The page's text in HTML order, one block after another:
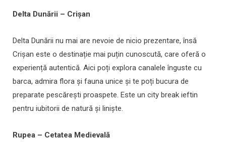
Delta Dunării – Crișan
Delta Dunării nu mai are nevoie de nicio prezentare, însă
Crișan este o destinație mai puțin cunoscută, care oferă o
experiență autentică. Aici poți explora canalele înguste cu
barca, admira flora și fauna unice și te poți bucura de
preparate pescărești proaspete. Este un city break ieftin
pentru iubitorii de natură și liniște.
Rupea – Cetatea Medievală